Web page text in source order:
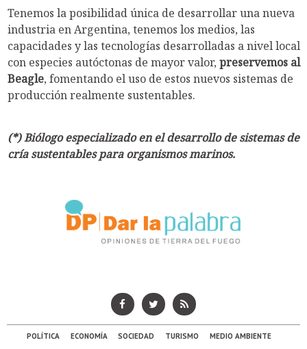
Tenemos la posibilidad única de desarrollar una nueva
industria en Argentina, tenemos los medios, las
capacidades y las tecnologías desarrolladas a nivel local
con especies autóctonas de mayor valor, preservemos al
Beagle, fomentando el uso de estos nuevos sistemas de
producción realmente sustentables.
(*) Biólogo especializado en el desarrollo de sistemas de
cría sustentables para organismos marinos.
POLÍTICA ECONOMÍA SOCIEDAD TURISMO
MEDIO AMBIENTE